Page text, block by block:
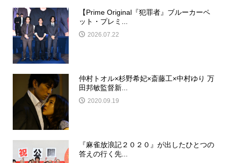
【Prime Original『犯罪者』ブルーカーペ
ット・プレミ...
2026.07.22
仲村トオル×杉野希妃×斎藤工×中村ゆり 万
田邦敏監督新...
2020.09.19
『麻雀放浪記２０２０』が出したひとつの
答えの行く先...